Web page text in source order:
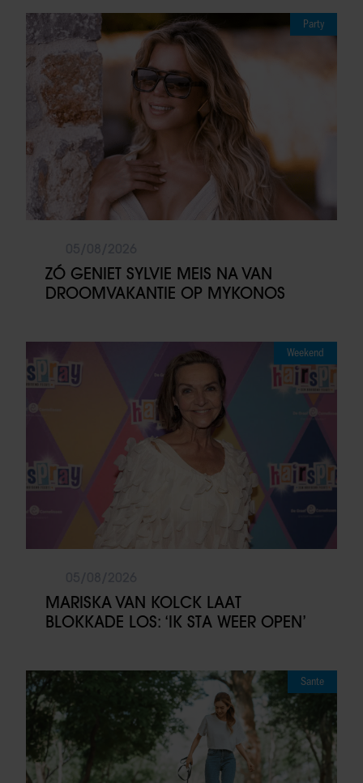
Party
ZÓ GENIET SYLVIE MEIS NA VAN
DROOMVAKANTIE OP MYKONOS
Weekend
MARISKA VAN KOLCK LAAT
BLOKKADE LOS: ‘IK STA WEER OPEN’
Sante